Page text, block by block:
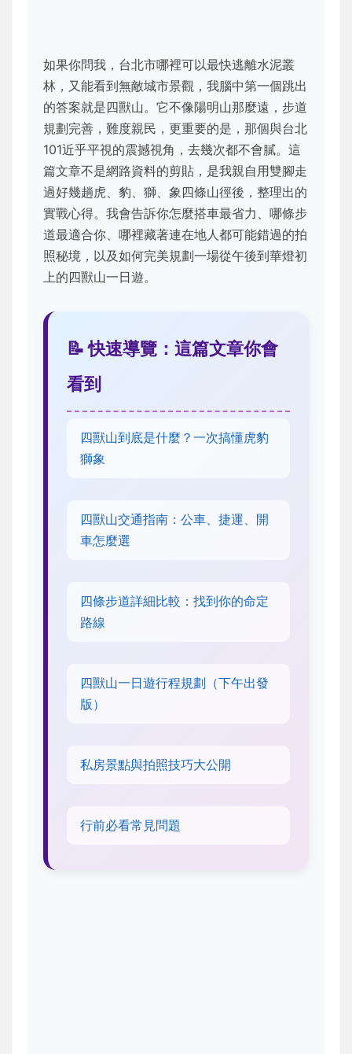
如果你問我，台北市哪裡可以最快逃離水泥叢
林，又能看到無敵城市景觀，我腦中第一個跳出
的答案就是四獸山。它不像陽明山那麼遠，步道
規劃完善，難度親民，更重要的是，那個與台北
101近乎平視的震撼視角，去幾次都不會膩。這
篇文章不是網路資料的剪貼，是我親自用雙腳走
過好幾趟虎、豹、獅、象四條山徑後，整理出的
實戰心得。我會告訴你怎麼搭車最省力、哪條步
道最適合你、哪裡藏著連在地人都可能錯過的拍
照秘境，以及如何完美規劃一場從午後到華燈初
上的四獸山一日遊。
📝 快速導覽：這篇文章你會
看到
四獸山到底是什麼？一次搞懂虎豹
獅象
四獸山交通指南：公車、捷運、開
車怎麼選
四條步道詳細比較：找到你的命定
路線
四獸山一日遊行程規劃（下午出發
版）
私房景點與拍照技巧大公開
行前必看常見問題